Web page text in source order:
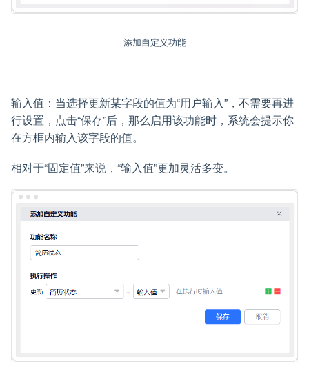
添加自定义功能
输入值：当选择更新某字段的值为“用户输入”，不需要再进
行设置，点击“保存”后，那么启用该功能时，系统会提示你
在方框内输入该字段的值。
相对于“固定值”来说，“输入值”更加灵活多变。